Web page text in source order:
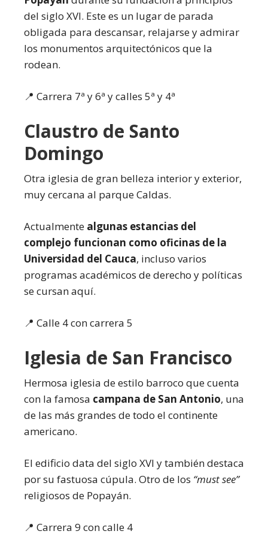
del siglo XVI. Este es un lugar de parada
obligada para descansar, relajarse y admirar
los monumentos arquitectónicos que la
rodean.
📍 Carrera 7ª y 6ª y calles 5ª y 4ª
Claustro de Santo
Domingo
Otra iglesia de gran belleza interior y exterior,
muy cercana al parque Caldas.
Actualmente algunas estancias del
complejo funcionan como oficinas de la
Universidad del Cauca, incluso varios
programas académicos de derecho y políticas
se cursan aquí.
📍 Calle 4 con carrera 5
Iglesia de San Francisco
Hermosa iglesia de estilo barroco que cuenta
con la famosa campana de San Antonio, una
de las más grandes de todo el continente
americano.
El edificio data del siglo XVI y también destaca
por su fastuosa cúpula. Otro de los “must see”
religiosos de Popayán.
📍 Carrera 9 con calle 4